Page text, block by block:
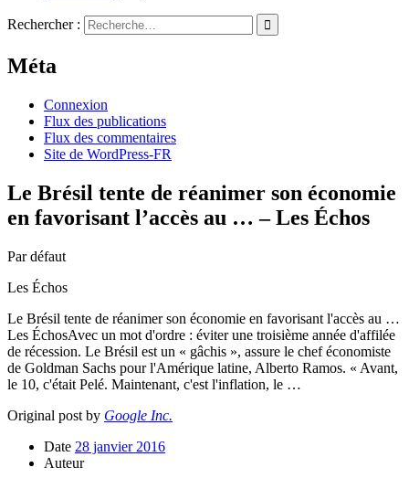
Rechercher :
Méta
Connexion
Flux des publications
Flux des commentaires
Site de WordPress-FR
Le Brésil tente de réanimer son économie
en favorisant l’accès au … – Les Échos
Par défaut
Les Échos
Le Brésil tente de réanimer son économie en favorisant l'accès au …
Les ÉchosAvec un mot d'ordre : éviter une troisième année d'affilée
de récession. Le Brésil est un « gâchis », assure le chef économiste
de Goldman Sachs pour l'Amérique latine, Alberto Ramos. « Avant,
le 10, c'était Pelé. Maintenant, c'est l'inflation, le …
Original post by Google Inc.
Date 28 janvier 2016
Auteur